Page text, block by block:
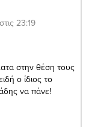
23:19
στην θέση τους
ο ίδιος το
να πάνε!